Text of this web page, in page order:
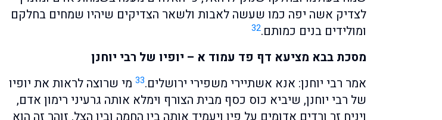
לצדיק אשה יפה כמו שעשה לאבות ולשאר הצדיקים שיהיו שמחים בחלקם
ומולידים בנים כמותם.32
מסכת בבא מציעא דף פד עמוד א – יופיו של רבי יוחנן
אמר רבי יוחנן: אנא אשתיירי משפירי ירושלים.33 מי שרוצה לראות את יופיו
של רבי יוחנן, שיביא כוס כסף מבית הצורף וימלא אותה גרעיני רימון אדם,